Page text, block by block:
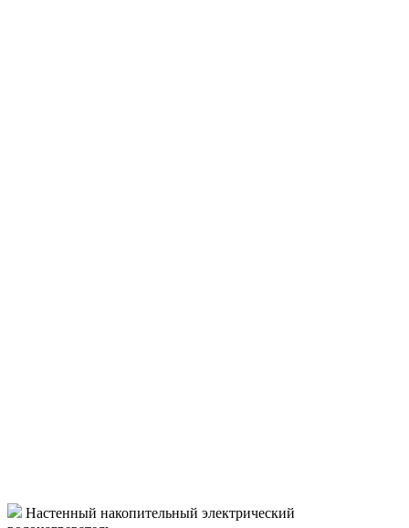
Настенный накопительный электрический